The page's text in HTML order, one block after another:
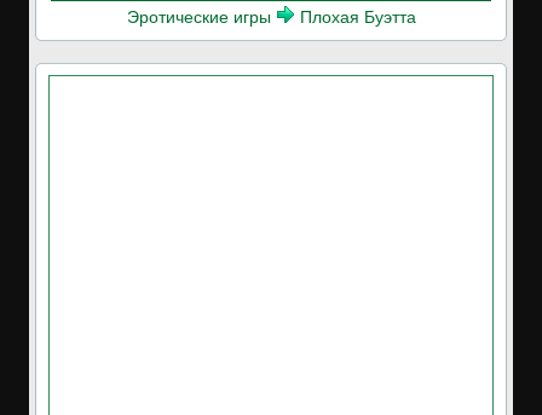
Эротические игры Плохая Буэтта